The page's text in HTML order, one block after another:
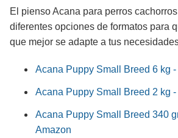
El pienso Acana para perros
diferentes opciones de formatos para
que mejor se adapte a tus
Acana Puppy Small Breed 6 kg
Acana Puppy Small Breed 2 kg
Acana Puppy Small Breed 340
Amazon